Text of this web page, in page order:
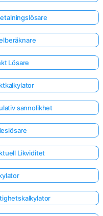
Lösare
sannolikhet
Likviditet